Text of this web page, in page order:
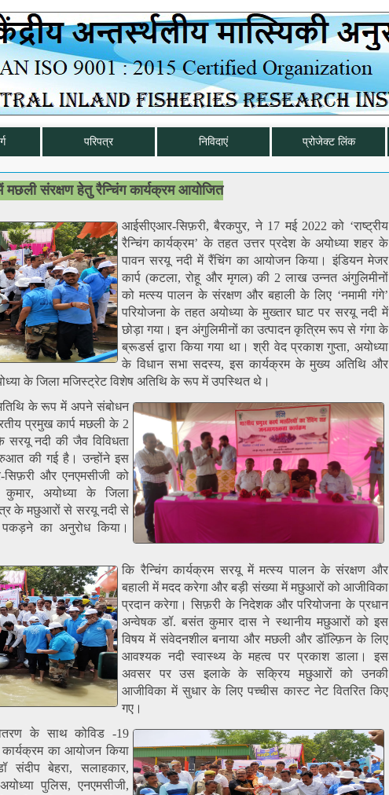
परिपत्र निविदाएं प्रोजेक्ट लिंक
मछली संरक्षण हेतु रैन्चिंग कार्यक्रम आयोजित
आईसीएआर-सिफ़री, बैरकपुर, ने 17 मई 2022 को ‘राष्ट्रीय
रैन्चिंग कार्यक्रम’ के तहत उत्तर प्रदेश के अयोध्या शहर के
पावन सरयू नदी में रैंचिंग का आयोजन किया। इंडियन मेजर
कार्प (कटला, रोहू और मृगल) की 2 लाख उन्नत अंगुलिमीनों
को मत्स्य पालन के संरक्षण और बहाली के लिए ‘नमामी गंगे’
परियोजना के तहत अयोध्या के मुख्तार घाट पर सरयू नदी में
छोड़ा गया। इन अंगुलिमीनों का उत्पादन कृत्रिम रूप से गंगा के
ब्रूडर्स द्वारा किया गया था। श्री वेद प्रकाश गुप्ता, अयोध्या
के विधान सभा सदस्य, इस कार्यक्रम के मुख्य अतिथि और
के जिला मजिस्ट्रेट विशेष अतिथि के रूप में उपस्थित थे।
के रूप में अपने संबोधन
प्रमुख कार्प मछली के 2
नदी की जैव विविधता
की गई है। उन्होंने इस
और एनएमसीजी को
कुमार, अयोध्या के जिला
के मछुआरों से सरयू नदी से
का अनुरोध किया।
कि रैन्चिंग कार्यक्रम सरयू में मत्स्य पालन के संरक्षण और
बहाली में मदद करेगा और बड़ी संख्या में मछुआरों को आजीविका
प्रदान करेगा। सिफ़री के निदेशक और परियोजना के प्रधान
अन्वेषक डॉ. बसंत कुमार दास ने स्थानीय मछुआरों को इस
विषय में संवेदनशील बनाया और मछली और डॉल्फ़िन के लिए
आवश्यक नदी स्वास्थ्य के महत्व पर प्रकाश डाला। इस
अवसर पर उस इलाके के सक्रिय मछुआरों को उनकी
आजीविका में सुधार के लिए पच्चीस कास्ट नेट वितरित किए
गए।
के साथ कोविड -19
का आयोजन किया
बेहरा, सलाहकार,
पुलिस, एनएमसीजी,